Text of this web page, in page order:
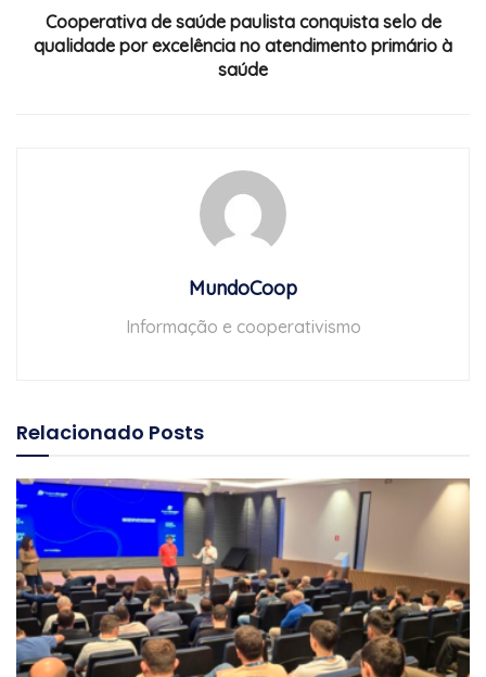
Cooperativa de saúde paulista conquista selo de
qualidade por excelência no atendimento primário à
saúde
MundoCoop
Informação e cooperativismo
Relacionado Posts